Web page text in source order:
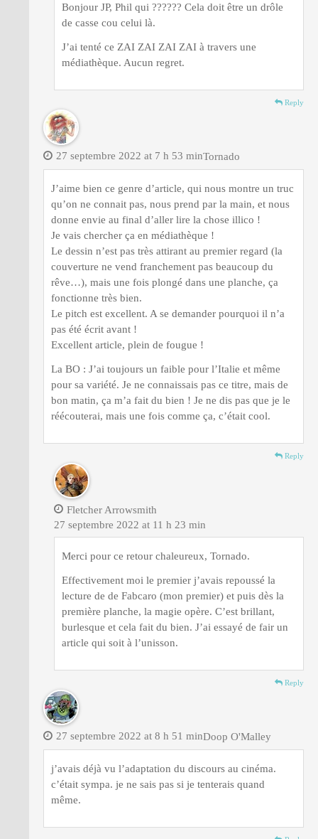
Bonjour JP, Phil qui ?????? Cela doit être un drôle
de casse cou celui là.
J’ai tenté ce ZAI ZAI ZAI ZAI à travers une
médiathèque. Aucun regret.
Reply
Tornado
27 septembre 2022 at 7 h 53 min
J’aime bien ce genre d’article, qui nous montre un truc
qu’on ne connait pas, nous prend par la main, et nous
donne envie au final d’aller lire la chose illico !
Je vais chercher ça en médiathèque !
Le dessin n’est pas très attirant au premier regard (la
couverture ne vend franchement pas beaucoup du
rêve…), mais une fois plongé dans une planche, ça
fonctionne très bien.
Le pitch est excellent. A se demander pourquoi il n’a
pas été écrit avant !
Excellent article, plein de fougue !
La BO : J’ai toujours un faible pour l’Italie et même
pour sa variété. Je ne connaissais pas ce titre, mais de
bon matin, ça m’a fait du bien ! Je ne dis pas que je le
réécouterai, mais une fois comme ça, c’était cool.
Reply
Fletcher Arrowsmith
27 septembre 2022 at 11 h 23 min
Merci pour ce retour chaleureux, Tornado.
Effectivement moi le premier j’avais repoussé la
lecture de de Fabcaro (mon premier) et puis dès la
première planche, la magie opère. C’est brillant,
burlesque et cela fait du bien. J’ai essayé de fair un
article qui soit à l’unisson.
Reply
Doop O'Malley
27 septembre 2022 at 8 h 51 min
j’avais déjà vu l’adaptation du discours au cinéma.
c’était sympa. je ne sais pas si je tenterais quand
même.